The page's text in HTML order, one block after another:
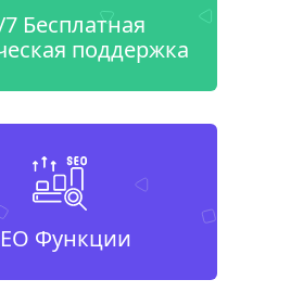
Бесплатная
поддержка
Функции